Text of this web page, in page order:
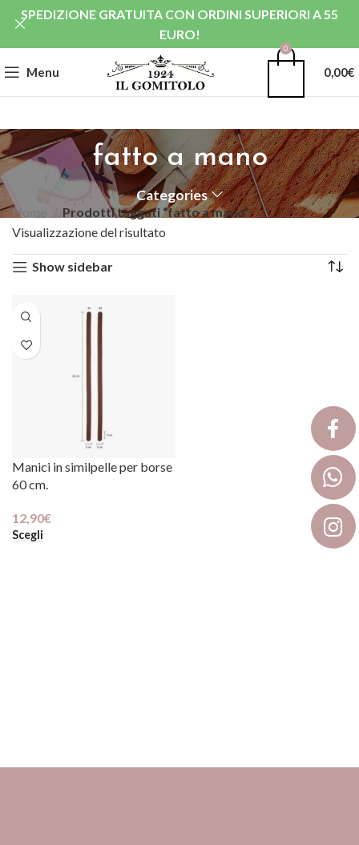
Menu
0
0,00€
fatto a mano
Categories
Home
Prodotti taggati “fatto a mano”
Visualizzazione del risultato
Show sidebar
Manici in similpelle per borse
60 cm.
12,90€
Scegli
SPEDIZIONE GRATUITA CON ORDINI SUPERIORI A 55
EURO!